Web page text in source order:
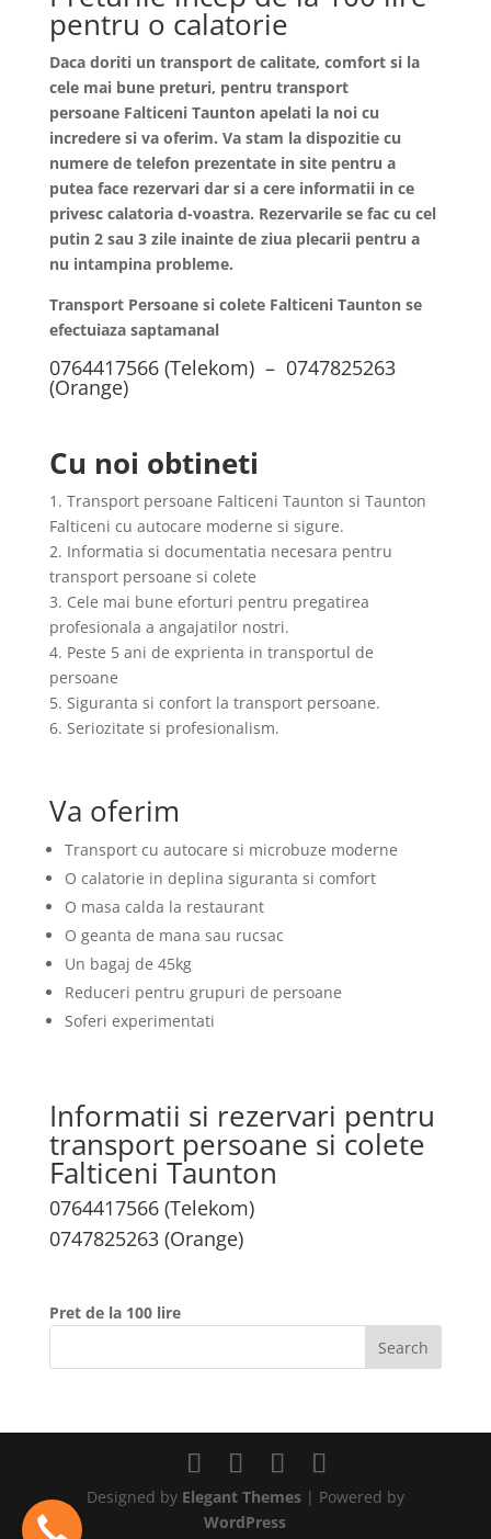
pentru o calatorie
Daca doriti un transport de calitate, comfort si la
cele mai bune preturi, pentru transport
persoane Falticeni Taunton apelati la noi cu
incredere si va oferim. Va stam la dispozitie cu
numere de telefon prezentate in site pentru a
putea face rezervari dar si a cere informatii in ce
privesc calatoria d-voastra. Rezervarile se fac cu cel
putin 2 sau 3 zile inainte de ziua plecarii pentru a
nu intampina probleme.
Transport Persoane si colete Falticeni Taunton se
efectuiaza saptamanal
0764417566 (Telekom) – 0747825263
(Orange)
Cu noi obtineti
1. Transport persoane Falticeni Taunton si Taunton
Falticeni cu autocare moderne si sigure.
2. Informatia si documentatia necesara pentru
transport persoane si colete
3. Cele mai bune eforturi pentru pregatirea
profesionala a angajatilor nostri.
4. Peste 5 ani de exprienta in transportul de
persoane
5. Siguranta si confort la transport persoane.
6. Seriozitate si profesionalism.
Va oferim
Transport cu autocare si microbuze moderne
O calatorie in deplina siguranta si comfort
O masa calda la restaurant
O geanta de mana sau rucsac
Un bagaj de 45kg
Reduceri pentru grupuri de persoane
Soferi experimentati
Informatii si rezervari pentru
transport persoane si colete
Falticeni Taunton
0764417566 (Telekom)
0747825263 (Orange)
Pret de la 100 lire
Designed by Elegant Themes| Powered by
WordPress